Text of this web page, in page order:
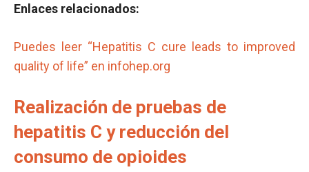
Enlaces relacionados:
Puedes leer “Hepatitis C cure leads to improved
quality of life” en infohep.org
Realización de pruebas de
hepatitis C y reducción del
consumo de opioides